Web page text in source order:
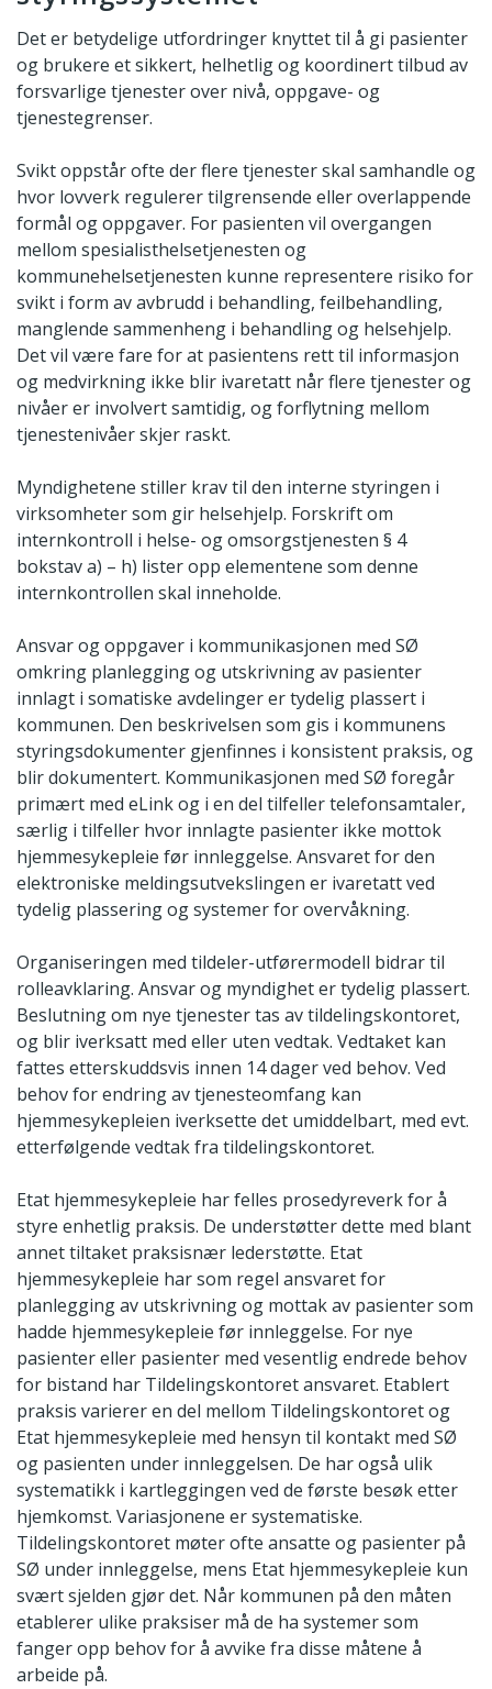
Det er betydelige utfordringer knyttet til å gi pasienter
og brukere et sikkert, helhetlig og koordinert tilbud av
forsvarlige tjenester over nivå, oppgave- og
tjenestegrenser.
Svikt oppstår ofte der flere tjenester skal samhandle og
hvor lovverk regulerer tilgrensende eller overlappende
formål og oppgaver. For pasienten vil overgangen
mellom spesialisthelsetjenesten og
kommunehelsetjenesten kunne representere risiko for
svikt i form av avbrudd i behandling, feilbehandling,
manglende sammenheng i behandling og helsehjelp.
Det vil være fare for at pasientens rett til informasjon
og medvirkning ikke blir ivaretatt når flere tjenester og
nivåer er involvert samtidig, og forflytning mellom
tjenestenivåer skjer raskt.
Myndighetene stiller krav til den interne styringen i
virksomheter som gir helsehjelp. Forskrift om
internkontroll i helse- og omsorgstjenesten § 4
bokstav a) – h) lister opp elementene som denne
internkontrollen skal inneholde.
Ansvar og oppgaver i kommunikasjonen med SØ
omkring planlegging og utskrivning av pasienter
innlagt i somatiske avdelinger er tydelig plassert i
kommunen. Den beskrivelsen som gis i kommunens
styringsdokumenter gjenfinnes i konsistent praksis, og
blir dokumentert. Kommunikasjonen med SØ foregår
primært med eLink og i en del tilfeller telefonsamtaler,
særlig i tilfeller hvor innlagte pasienter ikke mottok
hjemmesykepleie før innleggelse. Ansvaret for den
elektroniske meldingsutvekslingen er ivaretatt ved
tydelig plassering og systemer for overvåkning.
Organiseringen med tildeler-utførermodell bidrar til
rolleavklaring. Ansvar og myndighet er tydelig plassert.
Beslutning om nye tjenester tas av tildelingskontoret,
og blir iverksatt med eller uten vedtak. Vedtaket kan
fattes etterskuddsvis innen 14 dager ved behov. Ved
behov for endring av tjenesteomfang kan
hjemmesykepleien iverksette det umiddelbart, med evt.
etterfølgende vedtak fra tildelingskontoret.
Etat hjemmesykepleie har felles prosedyreverk for å
styre enhetlig praksis. De understøtter dette med blant
annet tiltaket praksisnær lederstøtte. Etat
hjemmesykepleie har som regel ansvaret for
planlegging av utskrivning og mottak av pasienter som
hadde hjemmesykepleie før innleggelse. For nye
pasienter eller pasienter med vesentlig endrede behov
for bistand har Tildelingskontoret ansvaret. Etablert
praksis varierer en del mellom Tildelingskontoret og
Etat hjemmesykepleie med hensyn til kontakt med SØ
og pasienten under innleggelsen. De har også ulik
systematikk i kartleggingen ved de første besøk etter
hjemkomst. Variasjonene er systematiske.
Tildelingskontoret møter ofte ansatte og pasienter på
SØ under innleggelse, mens Etat hjemmesykepleie kun
svært sjelden gjør det. Når kommunen på den måten
etablerer ulike praksiser må de ha systemer som
fanger opp behov for å avvike fra disse måtene å
arbeide på.